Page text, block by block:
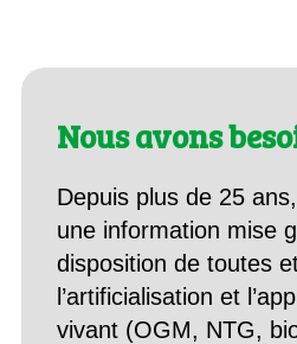
Nous avons
Depuis plus de 25
une information mise
disposition de toutes
l’artificialisation et
vivant (OGM, NTG,